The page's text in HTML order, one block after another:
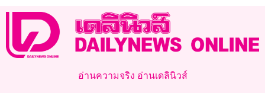
อ่านความจริง อ่านเดลินิวส์